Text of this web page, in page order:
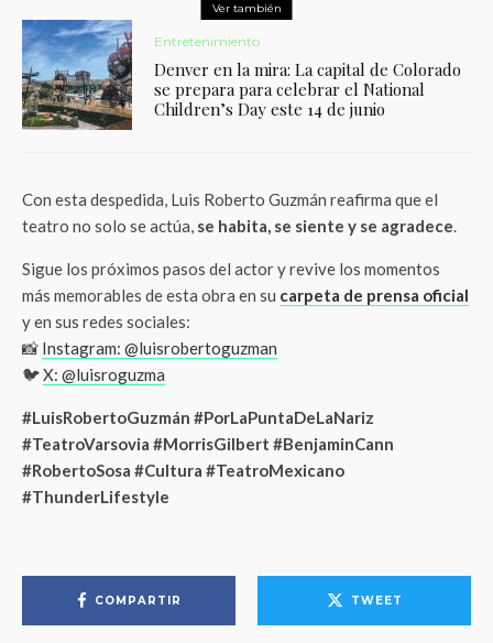
Ver también
Entretenimiento
Denver en la mira: La capital de Colorado
se prepara para celebrar el National
Children’s Day este 14 de junio
Con esta despedida, Luis Roberto Guzmán reafirma que el
teatro no solo se actúa, se habita, se siente y se agradece.
Sigue los próximos pasos del actor y revive los momentos
más memorables de esta obra en su carpeta de prensa oficial
y en sus redes sociales:
📸 Instagram: @luisrobertoguzman
🐦X: @luisroguzma
#LuisRobertoGuzmán #PorLaPuntaDeLaNariz
#TeatroVarsovia #MorrisGilbert #BenjaminCann
#RobertoSosa #Cultura #TeatroMexicano
#ThunderLifestyle
COMPARTIR TWEET